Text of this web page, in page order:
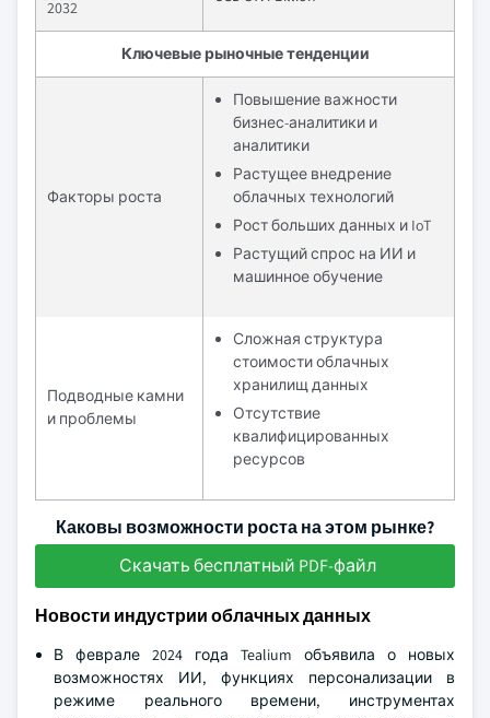
2032
Ключевые рыночные тенденции
Факторы роста
Повышение важности
бизнес-аналитики и
аналитики
Растущее внедрение
облачных технологий
Рост больших данных и IoT
Растущий спрос на ИИ и
машинное обучение
Подводные камни
и проблемы
Сложная структура
стоимости облачных
хранилищ данных
Отсутствие
квалифицированных
ресурсов
Каковы возможности роста на этом рынке?
Скачать бесплатный PDF-файл
Новости индустрии облачных данных
В феврале 2024 года Tealium объявила о новых
возможностях ИИ, функциях персонализации в
режиме реального времени, инструментах